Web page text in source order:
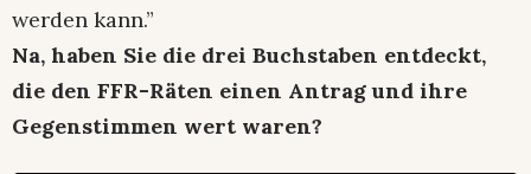
werden kann.”
Na, haben Sie die drei Buchstaben entdeckt,
die den FFR-Räten einen Antrag und ihre
Gegenstimmen wert waren?